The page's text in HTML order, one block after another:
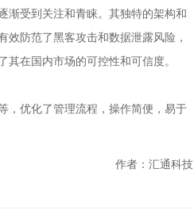
渐受到关注和青睐。其独特的架构和
防范了黑客攻击和数据泄露风险，
在国内市场的可控性和可信度。
，优化了管理流程，操作简便，易于
作者：汇通科技